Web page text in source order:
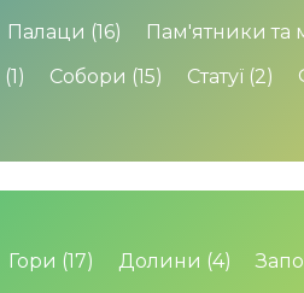
Палаци (16) Пам'ятники та
(1) Собори (15) Статуї (2)
Гори (17) Долини (4)